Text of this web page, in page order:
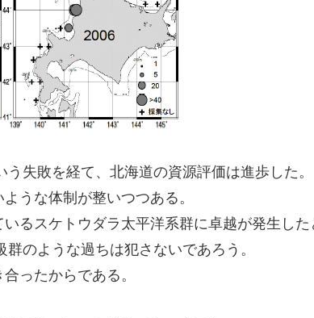
失敗を経て、北海道の資源評価は進歩した。
うな体制が整いつつある。
るスケトウダラ太平洋系群に卓越が発生した
のような過ちは犯さないであろう。
ったからである。